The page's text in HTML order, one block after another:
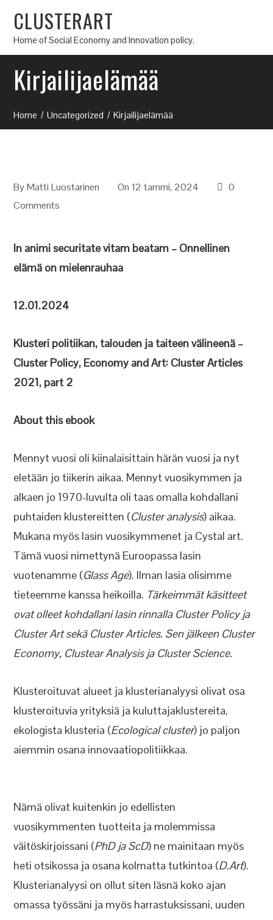
CLUSTERART
Home of Social Economy and Innovation policy.
Kirjailijaelämää
Home Uncategorized Kirjailijaelämää
ByMatti Luostarinen On 12 tammi, 2024
0
Comments
In animi securitate vitam beatam – Onnellinen
elämä on mielenrauhaa
12.01.2024
Klusteri politiikan, talouden ja taiteen välineenä –
Cluster Policy, Economy and Art: Cluster Articles
2021, part 2
About this ebook
Mennyt vuosi oli kiinalaisittain härän vuosi ja nyt
eletään jo tiikerin aikaa. Mennyt vuosikymmen ja
alkaen jo 1970-luvulta oli taas omalla kohdallani
puhtaiden klustereitten (Cluster analysis) aikaa.
Mukana myös lasin vuosikymmenet ja Cystal art.
Tämä vuosi nimettynä Euroopassa lasin
vuotenamme (Glass Age). Ilman lasia olisimme
tieteemme kanssa heikoilla. Tärkeimmät käsitteet
ovat olleet kohdallani lasin rinnalla Cluster Policy ja
Cluster Art sekä Cluster Articles. Sen jälkeen Cluster
Economy, Clustear Analysis ja Cluster Science.
Klusteroituvat alueet ja klusterianalyysi olivat osa
klusteroituvia yrityksiä ja kuluttajaklustereita,
ekologista klusteria (Ecological cluster) jo paljon
aiemmin osana innovaatiopolitiikkaa.
Nämä olivat kuitenkin jo edellisten
vuosikymmenten tuotteita ja molemmissa
väitöskirjoissani (PhD ja ScD) ne mainitaan myös
heti otsikossa ja osana kolmatta tutkintoa (D.Art).
Klusterianalyysi on ollut siten läsnä koko ajan
omassa työssäni ja myös harrastuksissani, uuden